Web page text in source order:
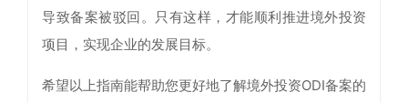
导致备案被驳回。只有这样，才能顺利推进境外投资
项目，实现企业的发展目标。
希望以上指南能帮助您更好地了解境外投资ODI备案的